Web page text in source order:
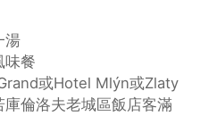
湯
味餐
或Hotel Mlýn或Zlaty
倫洛夫老城區飯店客滿